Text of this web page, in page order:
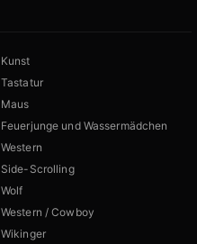
Kunst
Tastatur
Maus
Feuerjunge und Wassermädchen
Western
Side-Scrolling
Wolf
Western / Cowboy
Wikinger